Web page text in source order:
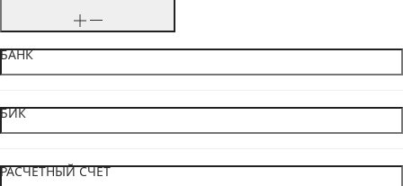
БАНК
БИК
РАСЧЕТНЫЙ СЧЕТ